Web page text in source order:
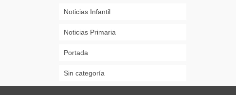
Noticias Infantil
Noticias Primaria
Portada
Sin categoría